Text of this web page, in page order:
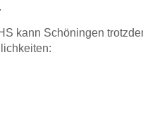
kann Schöningen